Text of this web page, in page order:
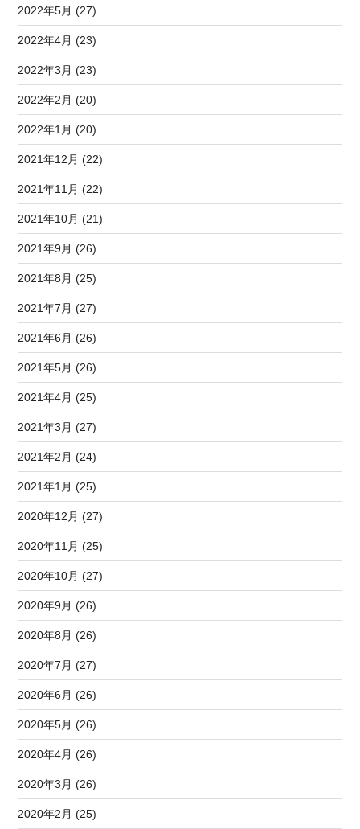
2022年5月 (27)
2022年4月 (23)
2022年3月 (23)
2022年2月 (20)
2022年1月 (20)
2021年12月 (22)
2021年11月 (22)
2021年10月 (21)
2021年9月 (26)
2021年8月 (25)
2021年7月 (27)
2021年6月 (26)
2021年5月 (26)
2021年4月 (25)
2021年3月 (27)
2021年2月 (24)
2021年1月 (25)
2020年12月 (27)
2020年11月 (25)
2020年10月 (27)
2020年9月 (26)
2020年8月 (26)
2020年7月 (27)
2020年6月 (26)
2020年5月 (26)
2020年4月 (26)
2020年3月 (26)
2020年2月 (25)